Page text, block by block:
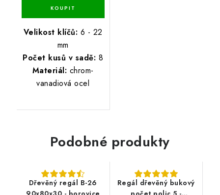
Velikost klíčů: 6 - 22
mm
Počet kusů v sadě: 8
Materiál: chrom-
vanadiová ocel
Podobné produkty
Dřevěný regál B-26
Regál dřevěný bukový